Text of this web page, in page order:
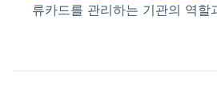
류카드를 관리하는 기관의 역할